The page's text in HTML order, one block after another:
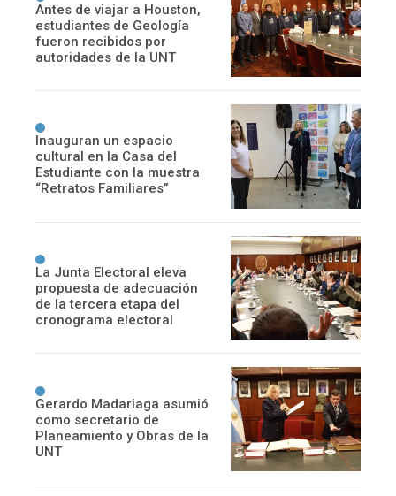
Antes de viajar a Houston,
estudiantes de Geología
fueron recibidos por
autoridades de la UNT
Inauguran un espacio
cultural en la Casa del
Estudiante con la muestra
“Retratos Familiares”
La Junta Electoral eleva
propuesta de adecuación
de la tercera etapa del
cronograma electoral
Gerardo Madariaga asumió
como secretario de
Planeamiento y Obras de la
UNT